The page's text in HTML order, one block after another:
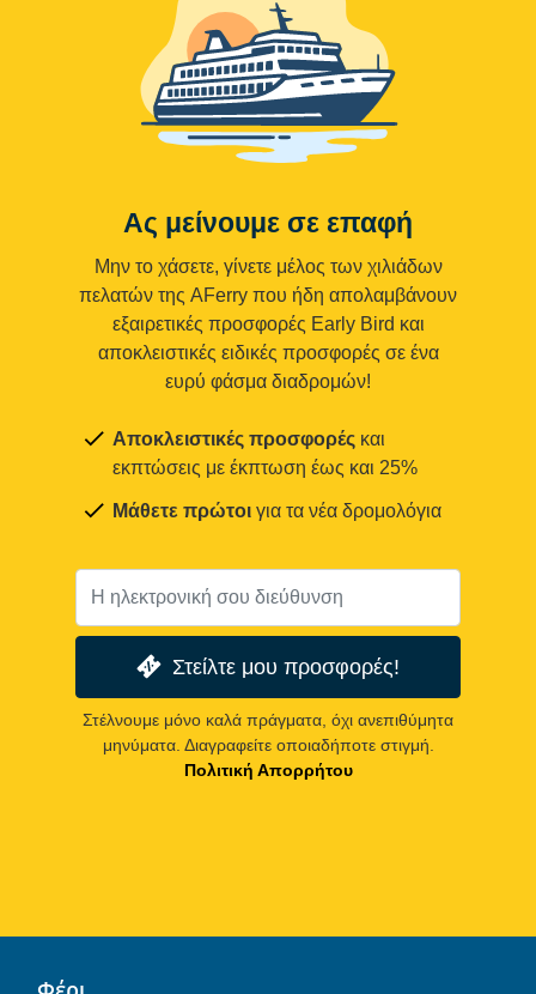
Ας μείνουμε σε επαφή
Μην το χάσετε, γίνετε μέλος των χιλιάδων
πελατών της AFerry που ήδη απολαμβάνουν
εξαιρετικές προσφορές Early Bird και
αποκλειστικές ειδικές προσφορές σε ένα
ευρύ φάσμα διαδρομών!
Αποκλειστικές προσφορές και
εκπτώσεις με έκπτωση έως και 25%
Μάθετε πρώτοι για τα νέα δρομολόγια
Στείλτε μου προσφορές!
Στέλνουμε μόνο καλά πράγματα, όχι ανεπιθύμητα
μηνύματα. Διαγραφείτε οποιαδήποτε στιγμή.
Πολιτική Απορρήτου